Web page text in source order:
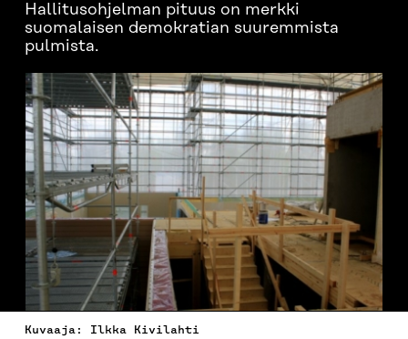
Hallitusohjelman pituus on merkki
suomalaisen demokratian suuremmista
pulmista.
Kuvaaja: Ilkka Kivilahti